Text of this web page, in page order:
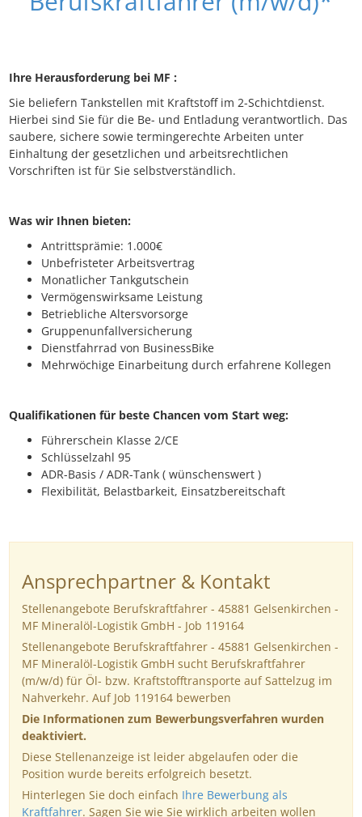
Ihre Herausforderung bei MF :
Sie beliefern Tankstellen mit Kraftstoff im 2-Schichtdienst.
Hierbei sind Sie für die Be- und Entladung verantwortlich. Das
saubere, sichere sowie termingerechte Arbeiten unter
Einhaltung der gesetzlichen und arbeitsrechtlichen
Vorschriften ist für Sie selbstverständlich.
Was wir Ihnen bieten:
Antrittsprämie: 1.000€
Unbefristeter Arbeitsvertrag
Monatlicher Tankgutschein
Vermögenswirksame Leistung
Betriebliche Altersvorsorge
Gruppenunfallversicherung
Dienstfahrrad von BusinessBike
Mehrwöchige Einarbeitung durch erfahrene Kollegen
Qualifikationen für beste Chancen vom Start weg:
Führerschein Klasse 2/CE
Schlüsselzahl 95
ADR-Basis / ADR-Tank ( wünschenswert )
Flexibilität, Belastbarkeit, Einsatzbereitschaft
Ansprechpartner & Kontakt
Stellenangebote Berufskraftfahrer - 45881 Gelsenkirchen -
MF Mineralöl-Logistik GmbH - Job 119164
Stellenangebote Berufskraftfahrer - 45881 Gelsenkirchen -
MF Mineralöl-Logistik GmbH sucht Berufskraftfahrer
(m/w/d) für Öl- bzw. Kraftstofftransporte auf Sattelzug im
Nahverkehr. Auf Job 119164 bewerben
Die Informationen zum Bewerbungsverfahren wurden
deaktiviert.
Diese Stellenanzeige ist leider abgelaufen oder die
Position wurde bereits erfolgreich besetzt.
Hinterlegen Sie doch einfach Ihre Bewerbung als
Kraftfahrer. Sagen Sie wie Sie wirklich arbeiten wollen